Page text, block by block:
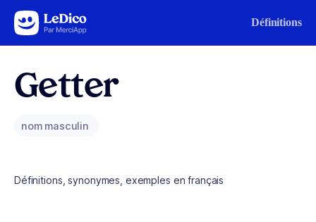
Aller au contenu Définitions
Getter
nom masculin
Définitions, synonymes, exemples en français